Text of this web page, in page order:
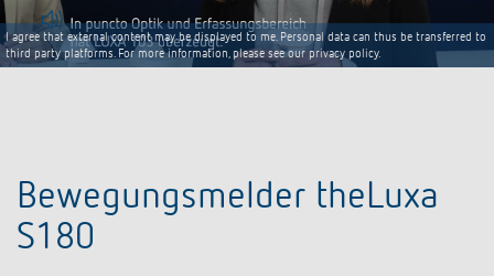
I agree that external content may be displayed to me. Personal data can thus be transferred to
third party platforms. For more information, please see our privacy policy.
Bewegungsmelder theLuxa
S180